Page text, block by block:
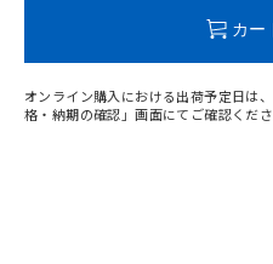
カー
オンライン購入における出荷予定日は
格・納期の確認」画面にてご確認くださ